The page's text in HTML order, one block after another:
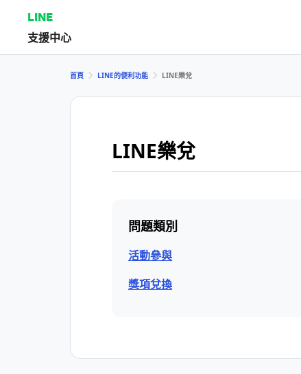
LINE
支援中心
首頁 LINE的便利功能 LINE樂兌
LINE樂兌
問題類別
活動參與
獎項兌換